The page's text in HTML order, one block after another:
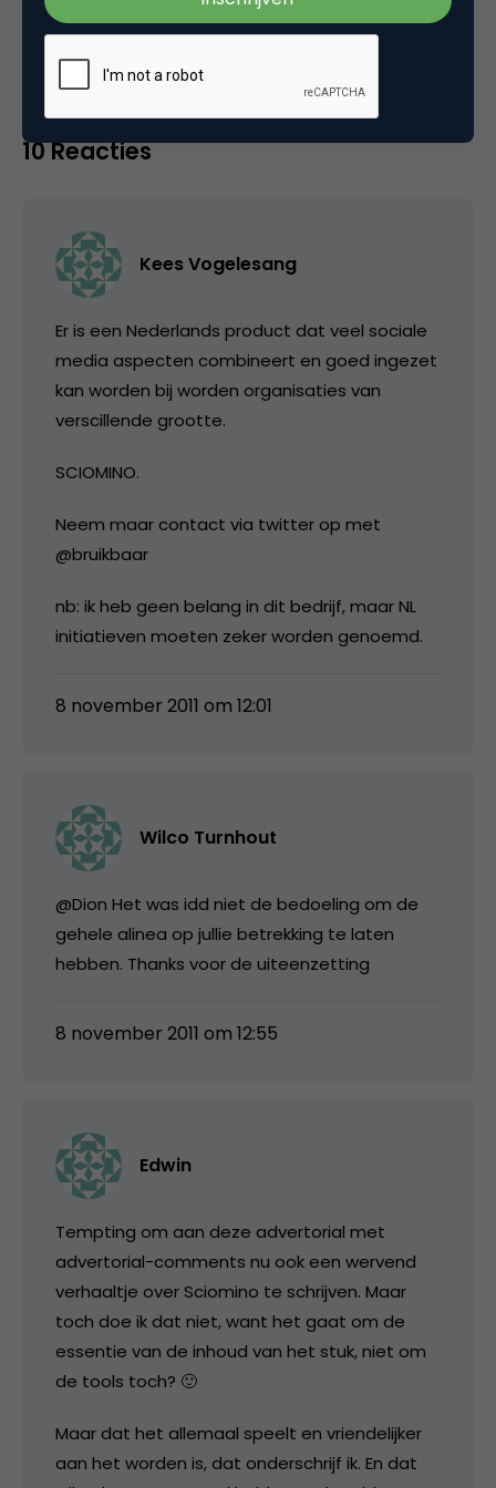
e-business, social media marketing
10 Reacties
Kees Vogelesang
Er is een Nederlands product dat veel sociale
media aspecten combineert en goed ingezet
kan worden bij worden organisaties van
verscillende grootte.
SCIOMINO.
Neem maar contact via twitter op met
@bruikbaar
nb: ik heb geen belang in dit bedrijf, maar NL
initiatieven moeten zeker worden genoemd.
8 november 2011 om 12:01
Wilco Turnhout
@Dion Het was idd niet de bedoeling om de
gehele alinea op jullie betrekking te laten
hebben. Thanks voor de uiteenzetting
8 november 2011 om 12:55
Edwin
Tempting om aan deze advertorial met
advertorial-comments nu ook een wervend
verhaaltje over Sciomino te schrijven. Maar
toch doe ik dat niet, want het gaat om de
essentie van de inhoud van het stuk, niet om
de tools toch? 🙂
Maar dat het allemaal speelt en vriendelijker
aan het worden is, dat onderschrijf ik. En dat